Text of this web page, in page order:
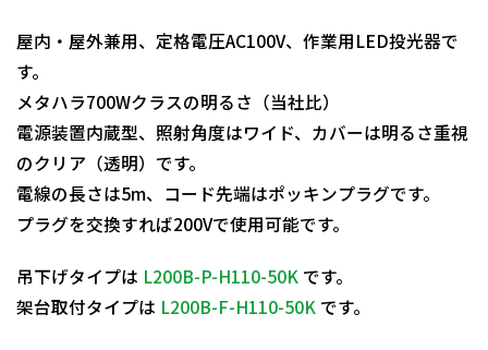
屋内・屋外兼用、定格電圧AC100V、作業用LED投光器で
す。
メタハラ700Wクラスの明るさ（当社比）
電源装置内蔵型、照射角度はワイド、カバーは明るさ重視
のクリア（透明）です。
電線の長さは5m、コード先端はポッキンプラグです。
プラグを交換すれば200Vで使用可能です。
吊下げタイプは L200B-P-H110-50K です。
架台取付タイプは L200B-F-H110-50K です。